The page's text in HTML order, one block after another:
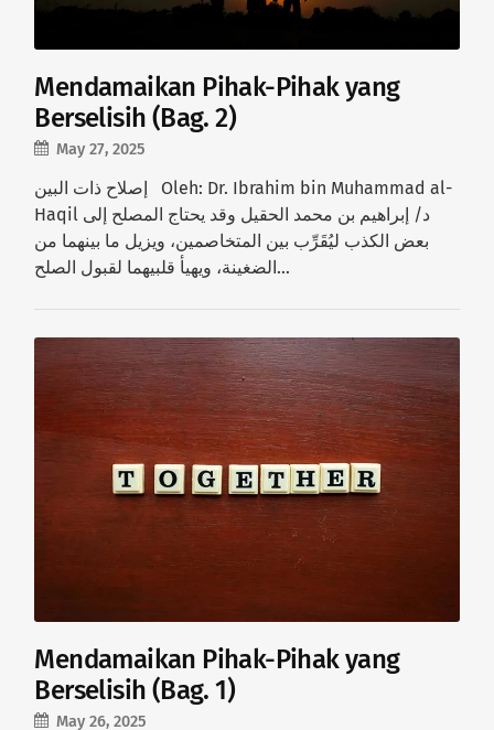
Mendamaikan Pihak-Pihak yang
Berselisih (Bag. 2)
May 27, 2025
إصلاح ذات البين Oleh: Dr. Ibrahim bin Muhammad al-
Haqil د/ إبراهيم بن محمد الحقيل وقد يحتاج المصلح إلى
بعض الكذب ليُقَرِّب بين المتخاصمين، ويزيل ما بينهما من
الضغينة، ويهيأ قلبيهما لقبول الصلح…
Mendamaikan Pihak-Pihak yang
Berselisih (Bag. 1)
May 26, 2025